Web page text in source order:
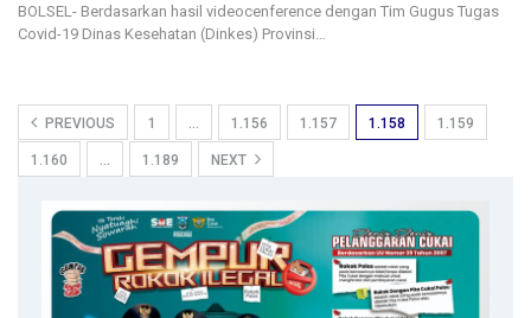
BOLSEL- Berdasarkan hasil videocenference dengan Tim Gugus Tugas
Covid-19 Dinas Kesehatan (Dinkes) Provinsi…
PREVIOUS 1 … 1.156 1.157 1.158 1.159
1.160 … 1.189 NEXT